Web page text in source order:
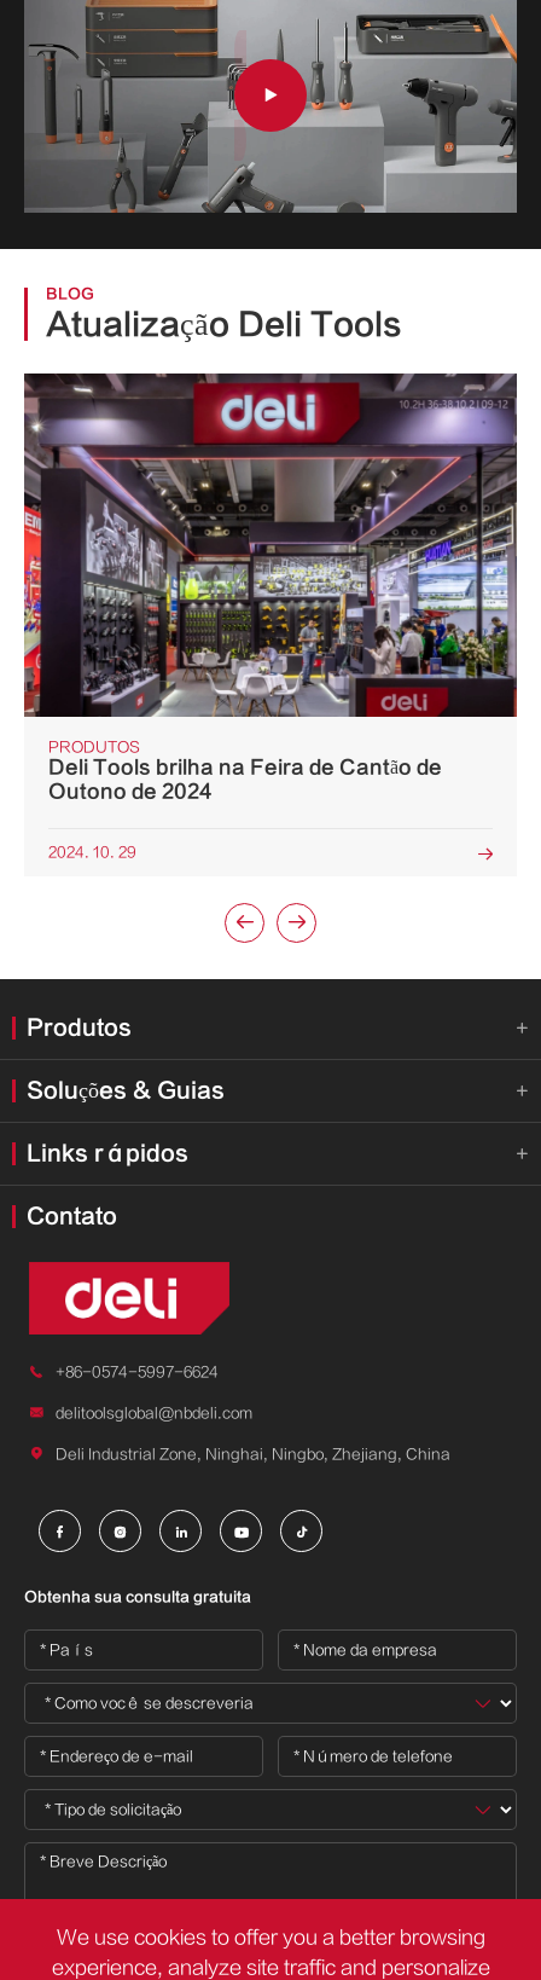
energia, criatividade e vibração, transformando
tarefas rotineiras em experiências agradáveis e
ajudando você a construir o espaço perfeito com
confiança e estilo.

BLOG
Atualização Deli Tools
PRODUTOS
Deli Tools brilha na Feira de Cantão de
Outono de 2024
2024. 10. 29 
 
Produtos 
Soluções & Guias 
Links rápidos 
Contato
 +86-0574-5997-6624
 delitoolsglobal@nbdeli.com
 Deli Industrial Zone, Ninghai, Ningbo, Zhejiang, China
    
Obtenha sua consulta gratuita
We use cookies to offer you a better browsing
experience, analyze site traffic and personalize